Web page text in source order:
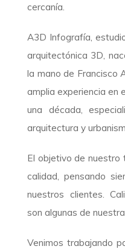
cercanía.
A3D Infografía,
arquitectónica 3D,
la mano de Francisco
amplia experiencia en
una década,
arquitectura y
El objetivo de nuestro
calidad, pensando
nuestros clientes.
son algunas de
Venimos trabajando